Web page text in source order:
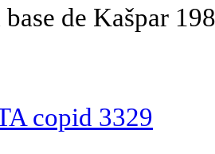
de Kašpar
copid 3329